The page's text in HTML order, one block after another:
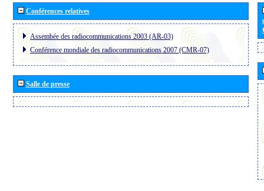
Conférences relatives
Assembée des radiocommunications 2003 (AR-03)
Conférence mondiale des radiocommunications 2007 (CMR-07)
Salle de presse